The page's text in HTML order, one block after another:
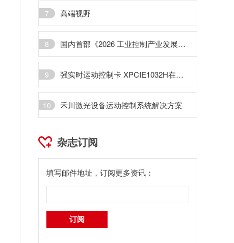
7 高端视野
8 国内首部《2026 工业控制产业发展白皮书》 即将发布
9 强实时运动控制卡 XPCIE1032H在晶圆划片机的解决方案
10 禾川激光设备运动控制系统解决方案
杂志订阅
填写邮件地址，订阅更多资讯：